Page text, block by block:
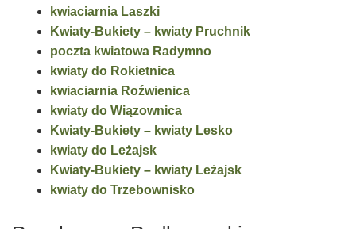
kwiaciarnia Laszki
Kwiaty-Bukiety – kwiaty Pruchnik
poczta kwiatowa Radymno
kwiaty do Rokietnica
kwiaciarnia Roźwienica
kwiaty do Wiązownica
Kwiaty-Bukiety – kwiaty Lesko
kwiaty do Leżajsk
Kwiaty-Bukiety – kwiaty Leżajsk
kwiaty do Trzebownisko